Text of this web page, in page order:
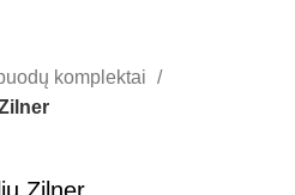
komplektai